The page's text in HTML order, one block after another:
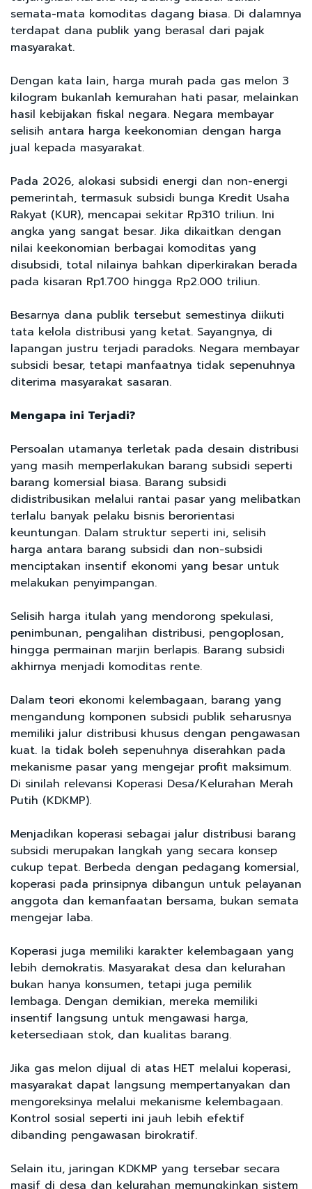
semata-mata komoditas dagang biasa. Di dalamnya
terdapat dana publik yang berasal dari pajak
masyarakat.
Dengan kata lain, harga murah pada gas melon 3
kilogram bukanlah kemurahan hati pasar, melainkan
hasil kebijakan fiskal negara. Negara membayar
selisih antara harga keekonomian dengan harga
jual kepada masyarakat.
Pada 2026, alokasi subsidi energi dan non-energi
pemerintah, termasuk subsidi bunga Kredit Usaha
Rakyat (KUR), mencapai sekitar Rp310 triliun. Ini
angka yang sangat besar. Jika dikaitkan dengan
nilai keekonomian berbagai komoditas yang
disubsidi, total nilainya bahkan diperkirakan berada
pada kisaran Rp1.700 hingga Rp2.000 triliun.
Besarnya dana publik tersebut semestinya diikuti
tata kelola distribusi yang ketat. Sayangnya, di
lapangan justru terjadi paradoks. Negara membayar
subsidi besar, tetapi manfaatnya tidak sepenuhnya
diterima masyarakat sasaran.
Mengapa ini Terjadi?
Persoalan utamanya terletak pada desain distribusi
yang masih memperlakukan barang subsidi seperti
barang komersial biasa. Barang subsidi
didistribusikan melalui rantai pasar yang melibatkan
terlalu banyak pelaku bisnis berorientasi
keuntungan. Dalam struktur seperti ini, selisih
harga antara barang subsidi dan non-subsidi
menciptakan insentif ekonomi yang besar untuk
melakukan penyimpangan.
Selisih harga itulah yang mendorong spekulasi,
penimbunan, pengalihan distribusi, pengoplosan,
hingga permainan marjin berlapis. Barang subsidi
akhirnya menjadi komoditas rente.
Dalam teori ekonomi kelembagaan, barang yang
mengandung komponen subsidi publik seharusnya
memiliki jalur distribusi khusus dengan pengawasan
kuat. Ia tidak boleh sepenuhnya diserahkan pada
mekanisme pasar yang mengejar profit maksimum.
Di sinilah relevansi Koperasi Desa/Kelurahan Merah
Putih (KDKMP).
Menjadikan koperasi sebagai jalur distribusi barang
subsidi merupakan langkah yang secara konsep
cukup tepat. Berbeda dengan pedagang komersial,
koperasi pada prinsipnya dibangun untuk pelayanan
anggota dan kemanfaatan bersama, bukan semata
mengejar laba.
Koperasi juga memiliki karakter kelembagaan yang
lebih demokratis. Masyarakat desa dan kelurahan
bukan hanya konsumen, tetapi juga pemilik
lembaga. Dengan demikian, mereka memiliki
insentif langsung untuk mengawasi harga,
ketersediaan stok, dan kualitas barang.
Jika gas melon dijual di atas HET melalui koperasi,
masyarakat dapat langsung mempertanyakan dan
mengoreksinya melalui mekanisme kelembagaan.
Kontrol sosial seperti ini jauh lebih efektif
dibanding pengawasan birokratif.
Selain itu, jaringan KDKMP yang tersebar secara
masif di desa dan kelurahan memungkinkan sistem